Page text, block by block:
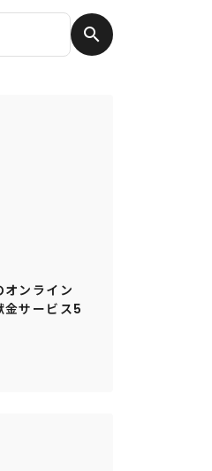
search
ンライン
金サービス5